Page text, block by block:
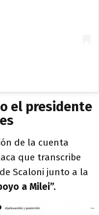
el presidente
de la cuenta
que transcribe
Scaloni junto a la
a Milei”.